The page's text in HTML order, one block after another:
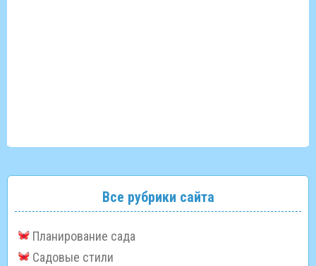
Все рубрики сайта
Планирование сада
Садовые стили